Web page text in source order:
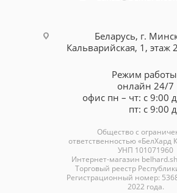
Беларусь, г.
Кальварийская, 1, этаж
Режим
онлайн 24/7
офис пн – чт: с 9:00
пт: с 9:00
Общество с
ответственностью «БелХард
УНП 101071960
Интернет-магазин
Торговый реестр
Регистрационный номер:
2022 года.